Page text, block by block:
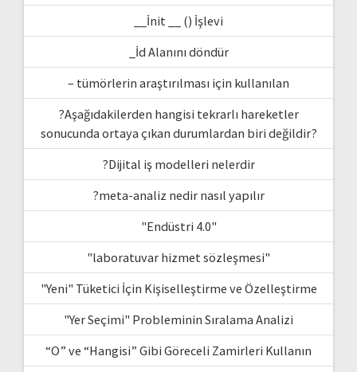
__İnit __ () İşlevi
_İd Alanını döndür
– tümörlerin araştırılması için kullanılan
?Aşağıdakilerden hangisi tekrarlı hareketler
sonucunda ortaya çıkan durumlardan biri değildir?
?Dijital iş modelleri nelerdir
?meta-analiz nedir nasıl yapılır
"Endüstri 4.0"
"laboratuvar hizmet sözleşmesi"
"Yeni" Tüketici İçin Kişiselleştirme ve Özelleştirme
"Yer Seçimi" Probleminin Sıralama Analizi
“O” ve “Hangisi” Gibi Göreceli Zamirleri Kullanın